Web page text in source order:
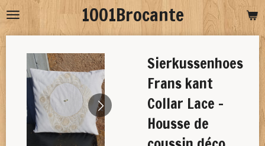
Ga
direct
hoofdinhoud
1001Brocante
Sierkussenhoes
Frans kant
Collar Lace -
Housse de